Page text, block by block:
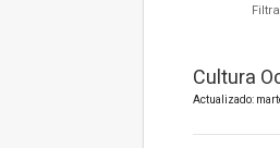
Cultura
Actualizado: